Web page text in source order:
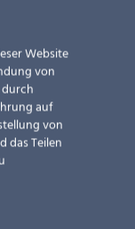
Website
von
auf
von
das Teilen